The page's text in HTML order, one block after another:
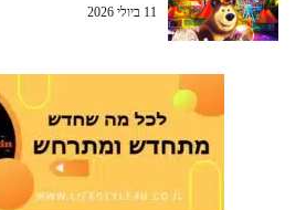
11 ביולי 2026